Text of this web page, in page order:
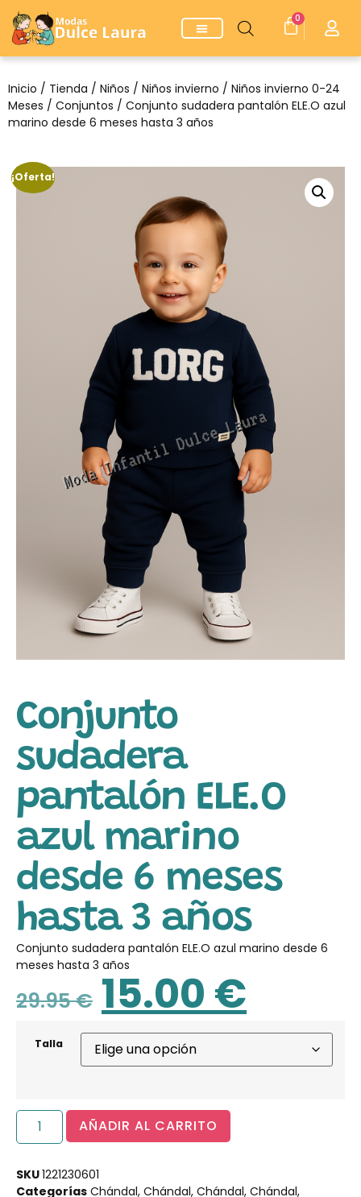
0
Inicio / Tienda / Niños / Niños invierno / Niños invierno 0-24
Meses / Conjuntos / Conjunto sudadera pantalón ELE.O azul
marino desde 6 meses hasta 3 años
¡Oferta!
Conjunto
sudadera
pantalón ELE.O
azul marino
desde 6 meses
hasta 3 años
Conjunto sudadera pantalón ELE.O azul marino desde 6
meses hasta 3 años
29.95€ 15.00 €
Talla
AÑADIR AL CARRITO
SKU1221230601
Categorías Chándal, Chándal, Chándal, Chándal,